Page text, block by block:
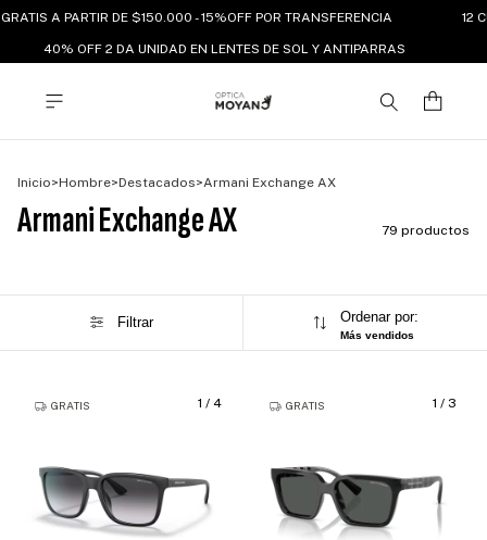
A PARTIR DE $150.000 - 15%OFF POR TRANSFERENCIA 12
40% OFF 2 DA UNIDAD EN LENTES DE SOL Y ANTIPARRAS
Inicio>Hombre>Destacados>Armani Exchange AX
Armani Exchange AX 79 productos
Filtrar Ordenar por:
Más vendidos
1 / 4
GRATIS 1 / 3
GRATIS